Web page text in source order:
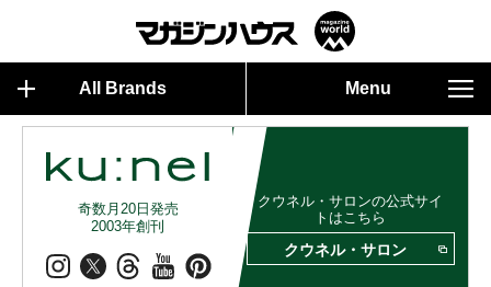
All Brands Menu
奇数月20日発売
2003年創刊
クウネル・サロンの公式サイ
トはこちら
クウネル・サロン